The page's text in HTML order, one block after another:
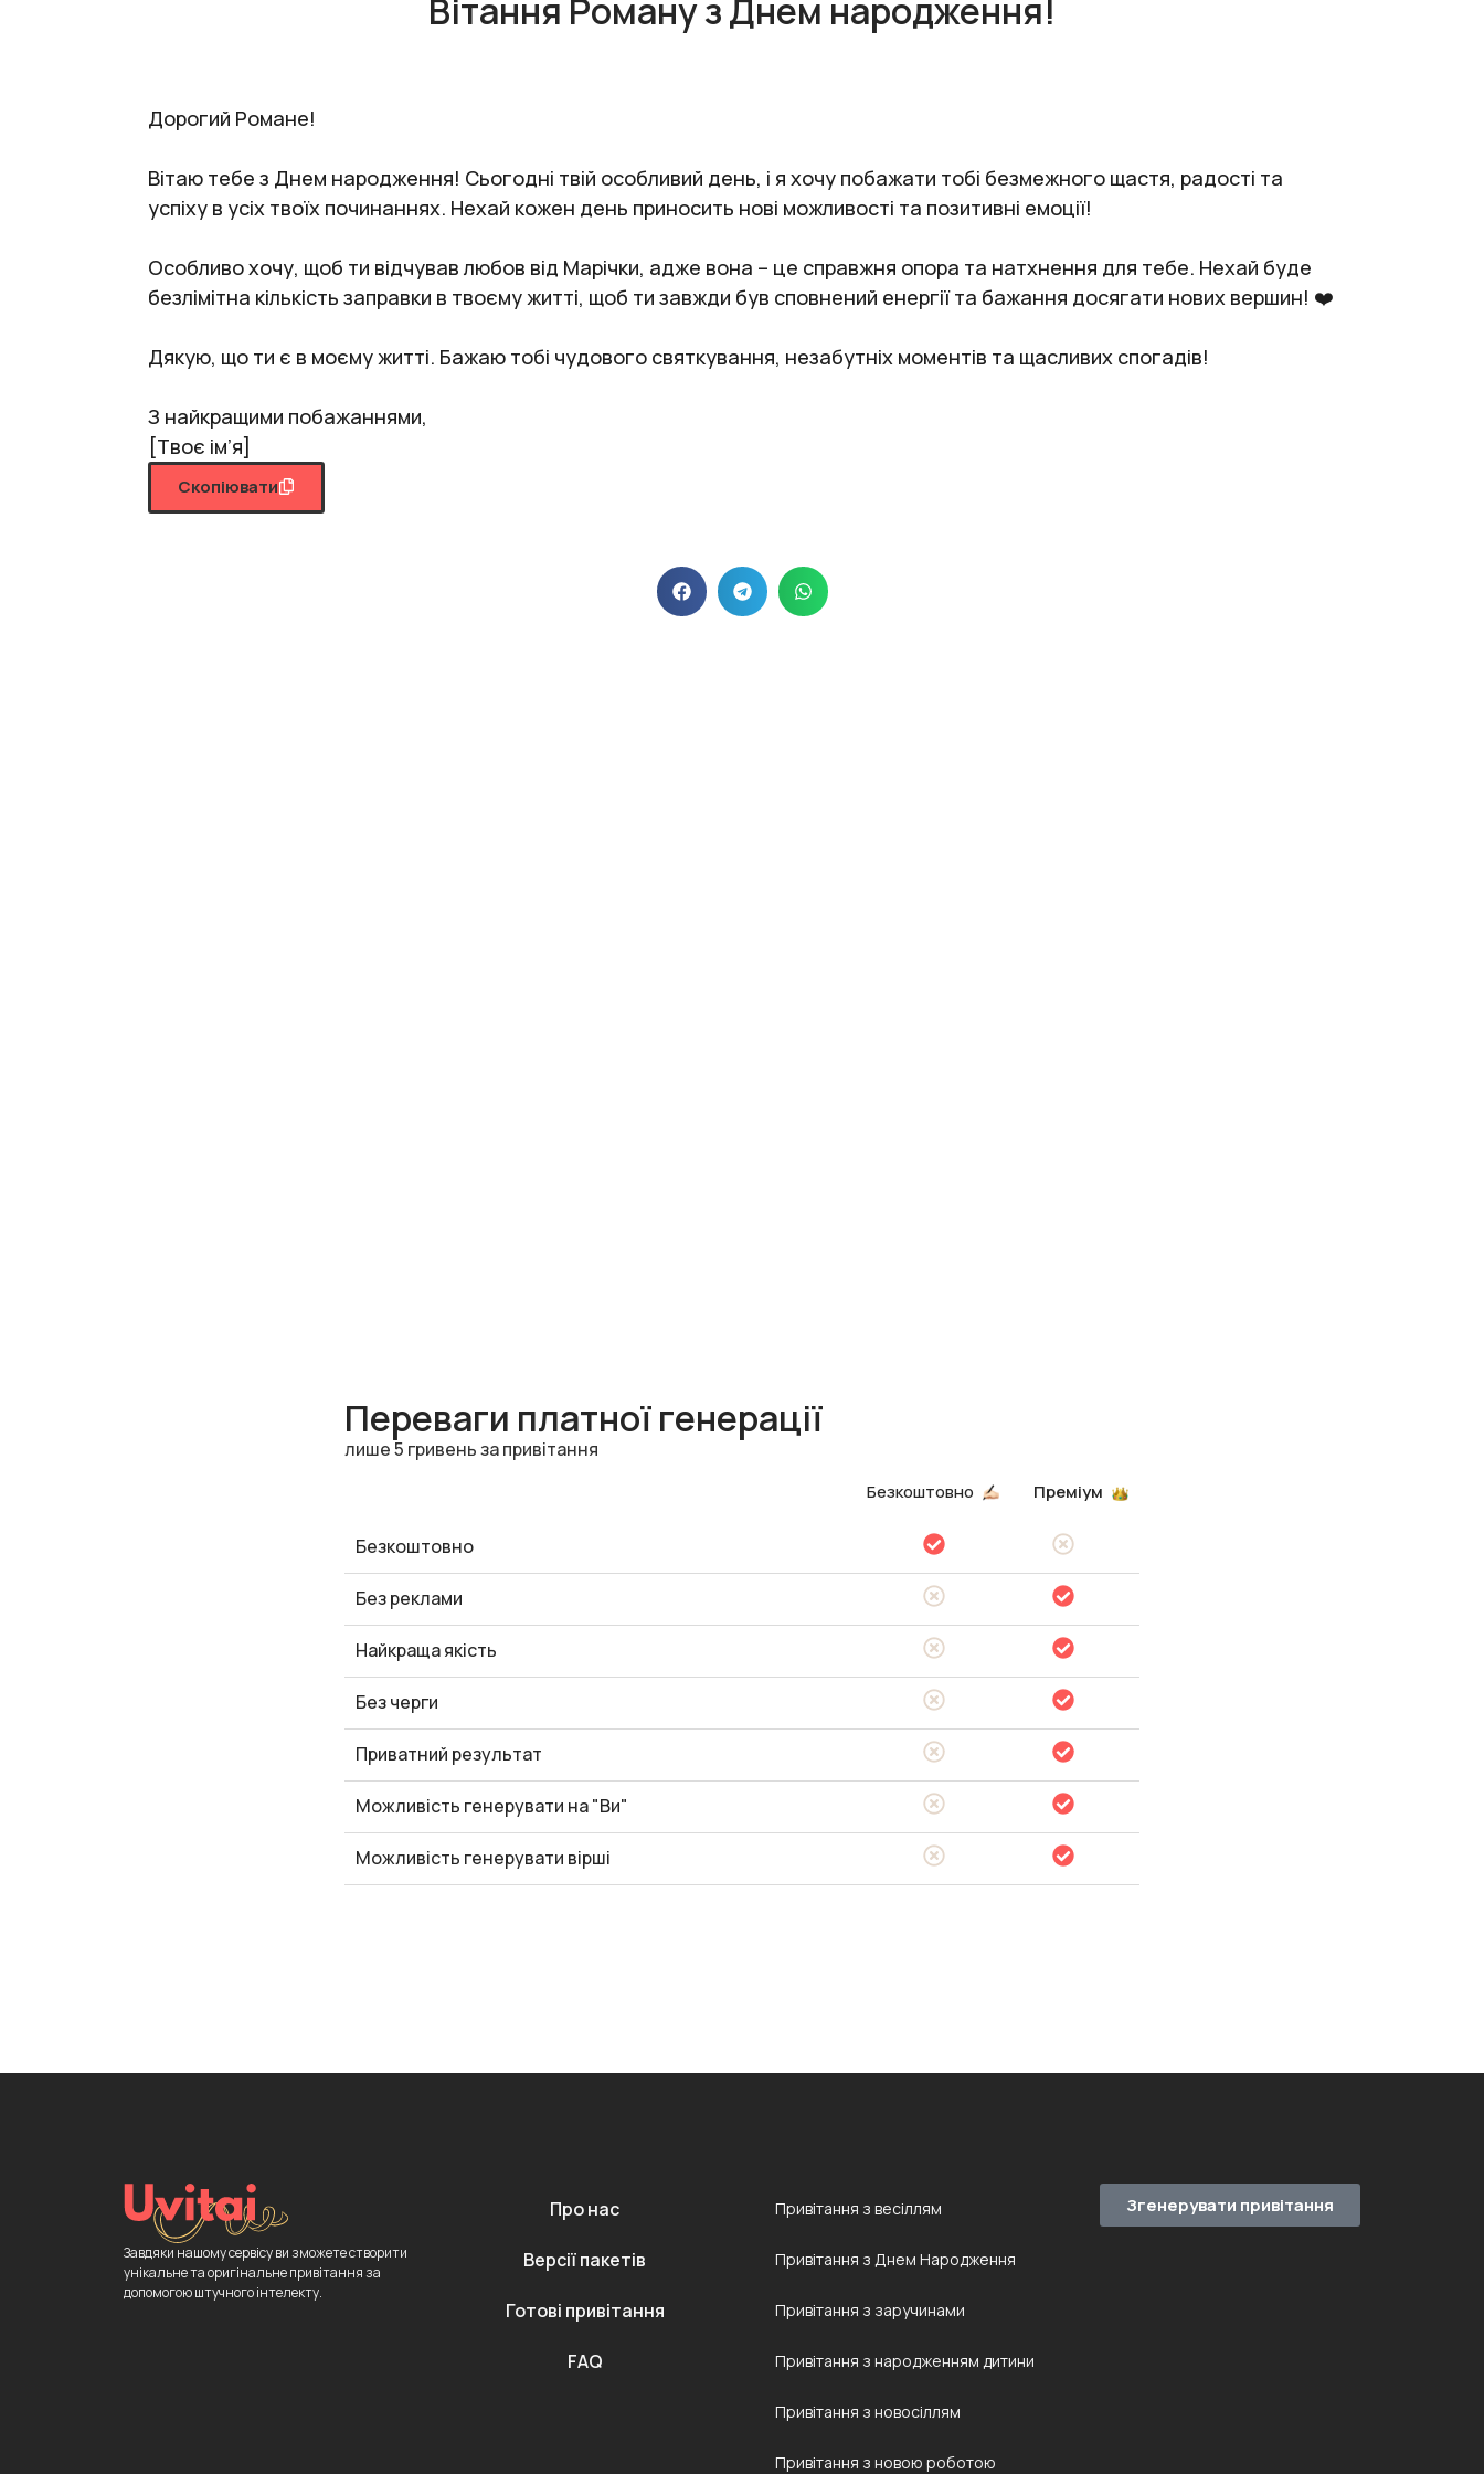
Вітання Роману з Днем народження!
Дорогий Романе!
Вітаю тебе з Днем народження! Сьогодні твій особливий день, і я хочу побажати тобі безмежного щастя, радості та
успіху в усіх твоїх починаннях. Нехай кожен день приносить нові можливості та позитивні емоції!
Особливо хочу, щоб ти відчував любов від Марічки, адже вона – це справжня опора та натхнення для тебе. Нехай буде
безлімітна кількість заправки в твоєму житті, щоб ти завжди був сповнений енергії та бажання досягати нових вершин! ❤️
Дякую, що ти є в моєму житті. Бажаю тобі чудового святкування, незабутніх моментів та щасливих спогадів!
З найкращими побажаннями,
[Твоє ім’я]
Скопіювати
Переваги платної генерації
лише 5 гривень за привітання
Безкоштовно Преміум
Безкоштовно
Без реклами
Найкраща якість
Без черги
Приватний результат
Можливість генерувати на "Ви"
Можливість генерувати вірші
Завдяки нашому сервісу ви зможете створити
унікальне та оригінальне привітання за
допомогою штучного інтелекту.
Про нас
Версії пакетів
Готові привітання
FAQ
Привітання з весіллям
Привітання з Днем Народження
Привітання з заручинами
Привітання з народженням дитини
Привітання з новосіллям
Привітання з новою роботою
Згенерувати привітання